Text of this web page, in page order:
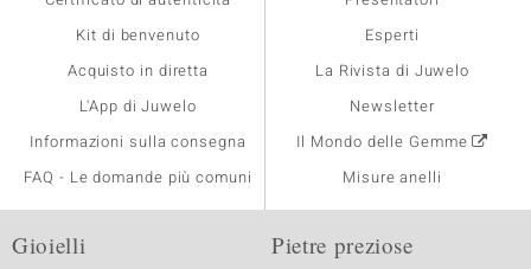
Kit di benvenuto
Acquisto in diretta
L'App di Juwelo
Informazioni sulla consegna
FAQ - Le domande più comuni
Esperti
La Rivista di Juwelo
Newsletter
Il Mondo delle Gemme
Misure anelli
Gioielli Pietre preziose